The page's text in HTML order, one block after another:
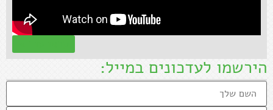
הירשמו לעדכונים במייל: